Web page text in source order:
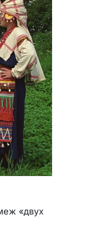
«двух